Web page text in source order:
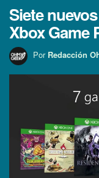
Siete
Xbox Game
Por Redacción